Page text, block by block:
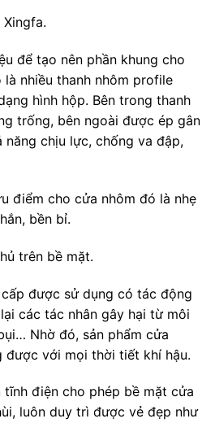
để tạo nên phần khung cho
nhiều thanh nhôm profile
hình hộp. Bên trong thanh
trống, bên ngoài được ép gân
chịu lực, chống va đập,
điểm cho cửa nhôm đó là nhẹ
bền bỉ.
trên bề mặt.
được sử dụng có tác động
các tác nhân gây hại từ môi
Nhờ đó, sản phẩm cửa
được với mọi thời tiết khí hậu.
tĩnh điện cho phép bề mặt cửa
luôn duy trì được vẻ đẹp như